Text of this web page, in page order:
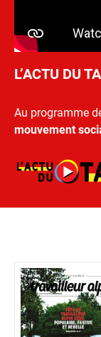
L’ACTU DU TA
Au programme
mouvement